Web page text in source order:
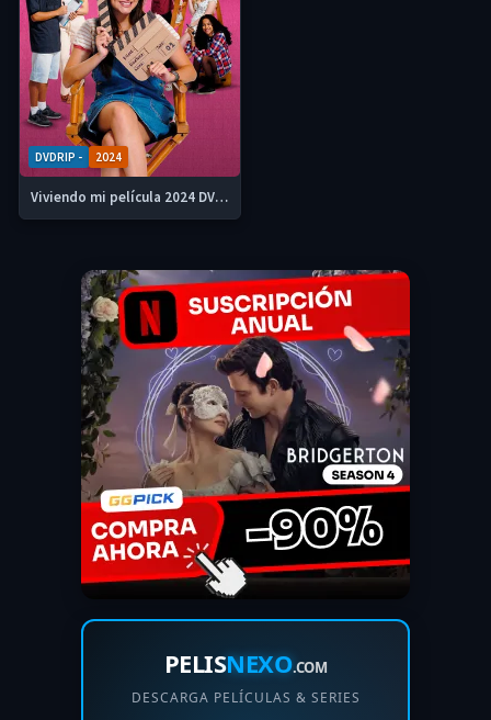
DVDRIP - 2024
Viviendo mi película 2024 DVDrip y 720p Latino
PELISNEXO.COM
DESCARGA PELÍCULAS & SERIES